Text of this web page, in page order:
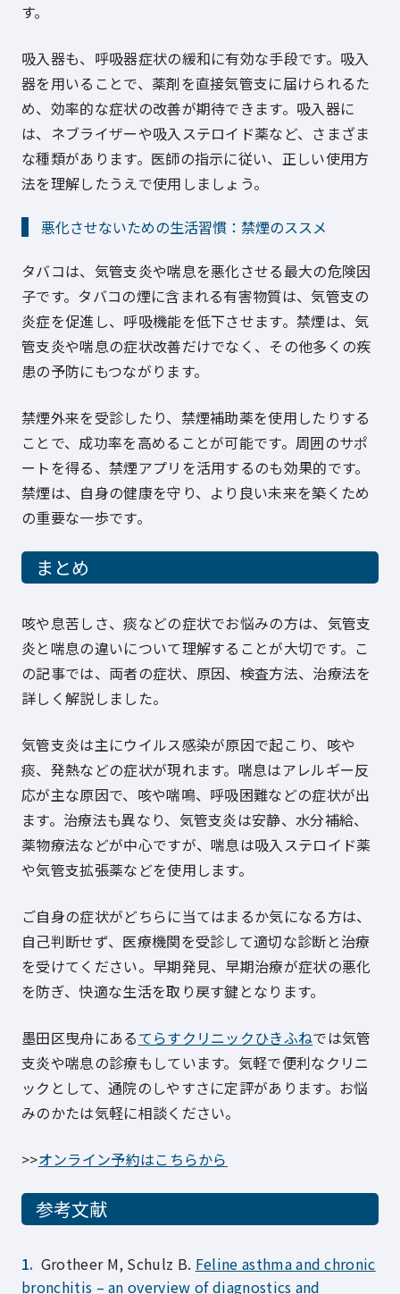
す。
吸入器も、呼吸器症状の緩和に有効な手段です。吸入
器を用いることで、薬剤を直接気管支に届けられるた
め、効率的な症状の改善が期待できます。吸入器に
は、ネブライザーや吸入ステロイド薬など、さまざま
な種類があります。医師の指示に従い、正しい使用方
法を理解したうえで使用しましょう。
悪化させないための生活習慣：禁煙のススメ
タバコは、気管支炎や喘息を悪化させる最大の危険因
子です。タバコの煙に含まれる有害物質は、気管支の
炎症を促進し、呼吸機能を低下させます。禁煙は、気
管支炎や喘息の症状改善だけでなく、その他多くの疾
患の予防にもつながります。
禁煙外来を受診したり、禁煙補助薬を使用したりする
ことで、成功率を高めることが可能です。周囲のサポ
ートを得る、禁煙アプリを活用するのも効果的です。
禁煙は、自身の健康を守り、より良い未来を築くため
の重要な一歩です。
まとめ
咳や息苦しさ、痰などの症状でお悩みの方は、気管支
炎と喘息の違いについて理解することが大切です。こ
の記事では、両者の症状、原因、検査方法、治療法を
詳しく解説しました。
気管支炎は主にウイルス感染が原因で起こり、咳や
痰、発熱などの症状が現れます。喘息はアレルギー反
応が主な原因で、咳や喘鳴、呼吸困難などの症状が出
ます。治療法も異なり、気管支炎は安静、水分補給、
薬物療法などが中心ですが、喘息は吸入ステロイド薬
や気管支拡張薬などを使用します。
ご自身の症状がどちらに当てはまるか気になる方は、
自己判断せず、医療機関を受診して適切な診断と治療
を受けてください。早期発見、早期治療が症状の悪化
を防ぎ、快適な生活を取り戻す鍵となります。
墨田区曳舟にあるてらすクリニックひきふねでは気管
支炎や喘息の診療もしています。気軽で便利なクリニ
ックとして、通院のしやすさに定評があります。お悩
みのかたは気軽に相談ください。
>>オンライン予約はこちらから
参考文献
Grotheer M, Schulz B. Feline asthma and chronic
bronchitis – an overview of diagnostics and